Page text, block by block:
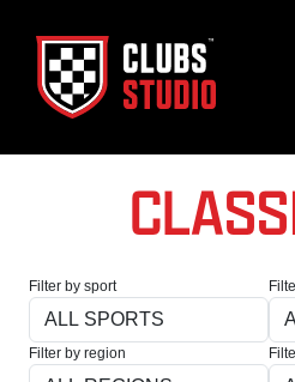
Filter by sport
Filter by region